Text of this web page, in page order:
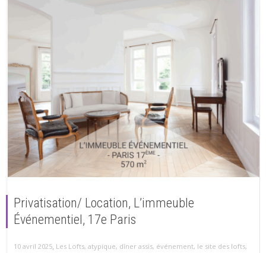
Privatisation/ Location, L’immeuble
Événementiel, 17e Paris
10 avril 2025, Les Lofts, atypique, dîner assis, événement, le site des lofts,